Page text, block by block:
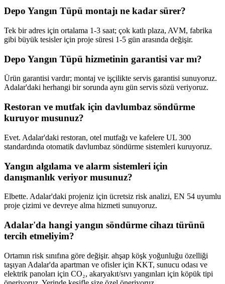
Depo Yangın Tüpü montajı ne kadar sürer?
Tek bir adres için ortalama 1-3 saat; çok katlı plaza, AVM, fabrika
gibi büyük tesisler için proje süresi 1-5 gün arasında değişir.
Depo Yangın Tüpü hizmetinin garantisi var mı?
Ürün garantisi vardır; montaj ve işçilikte servis garantisi sunuyoruz.
Adalar'daki herhangi bir sorunda aynı gün servis sözü veriyoruz.
Restoran ve mutfak için davlumbaz söndürme
kuruyor musunuz?
Evet. Adalar'daki restoran, otel mutfağı ve kafelere UL 300
standardında otomatik davlumbaz söndürme sistemleri kuruyoruz.
Yangın algılama ve alarm sistemleri için
danışmanlık veriyor musunuz?
Elbette. Adalar'daki projeniz için ücretsiz risk analizi, EN 54 uyumlu
proje çizimi ve devreye alma hizmeti sunuyoruz.
Adalar'da hangi yangın söndürme cihazı türünü
tercih etmeliyim?
Ortamın risk sınıfına göre değişir. ahşap köşk yoğunluğu özelliği
taşıyan Adalar'da apartman ve ofisler için KKT, sunucu odası ve
elektrik panoları için CO₂, akaryakıt/sıvı yangınları için köpük tipi